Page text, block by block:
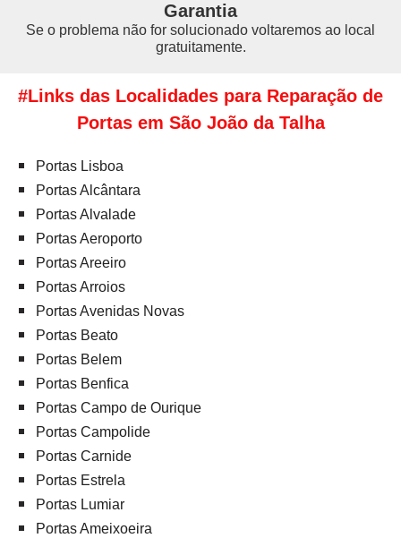
Garantia
Se o problema não for solucionado voltaremos ao local
gratuitamente.
#Links das Localidades para Reparação de
Portas em São João da Talha
Portas Lisboa
Portas Alcântara
Portas Alvalade
Portas Aeroporto
Portas Areeiro
Portas Arroios
Portas Avenidas Novas
Portas Beato
Portas Belem
Portas Benfica
Portas Campo de Ourique
Portas Campolide
Portas Carnide
Portas Estrela
Portas Lumiar
Portas Ameixoeira